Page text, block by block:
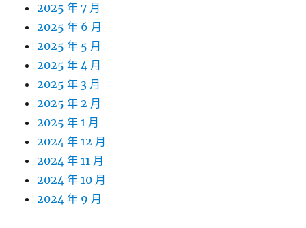
2025 年 7 月
2025 年 6 月
2025 年 5 月
2025 年 4 月
2025 年 3 月
2025 年 2 月
2025 年 1 月
2024 年 12 月
2024 年 11 月
2024 年 10 月
2024 年 9 月